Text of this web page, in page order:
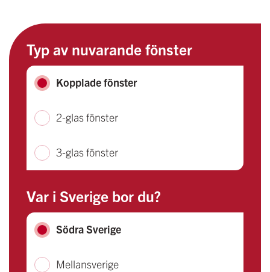
Typ av nuvarande fönster
Kopplade fönster
2-glas fönster
3-glas fönster
Var i Sverige bor du?
Södra Sverige
Mellansverige